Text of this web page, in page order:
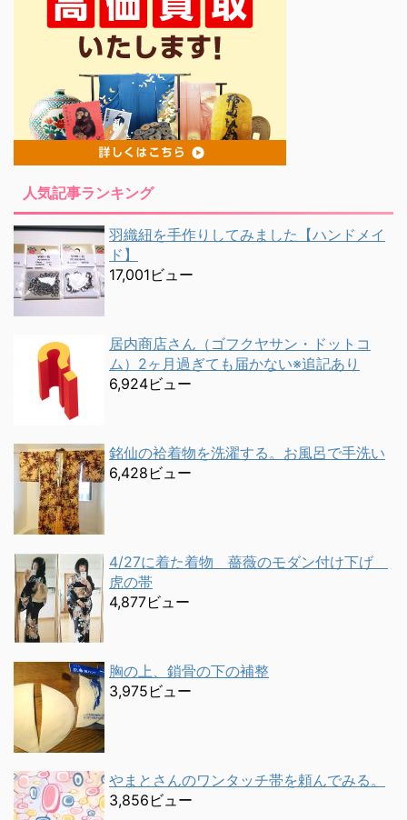
人気記事ランキング
羽織紐を手作りしてみました【ハンドメイ
ド】
17,001ビュー
居内商店さん（ゴフクヤサン・ドットコ
ム）2ヶ月過ぎても届かない※追記あり
6,924ビュー
銘仙の袷着物を洗濯する。お風呂で手洗い
6,428ビュー
4/27に着た着物 薔薇のモダン付け下げ
虎の帯
4,877ビュー
胸の上、鎖骨の下の補整
3,975ビュー
やまとさんのワンタッチ帯を頼んでみる。
3,856ビュー